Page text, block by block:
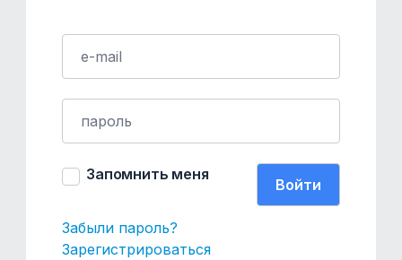
Запомнить меня
Забыли пароль?
Зарегистрироваться